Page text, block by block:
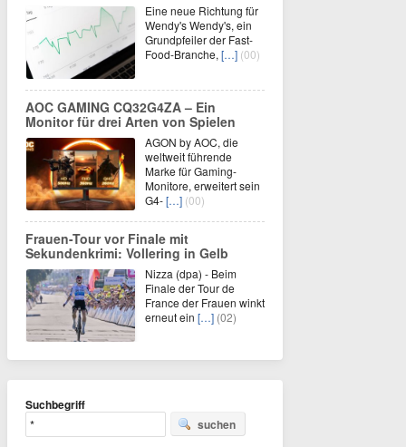
Eine neue Richtung für
Wendy's Wendy's, ein
Grundpfeiler der Fast-
Food-Branche, […] (00)
AOC GAMING CQ32G4ZA – Ein
Monitor für drei Arten von Spielen
AGON by AOC, die
weltweit führende
Marke für Gaming-
Monitore, erweitert sein
G4-[…] (00)
Frauen-Tour vor Finale mit
Sekundenkrimi: Vollering in Gelb
Nizza (dpa) - Beim
Finale der Tour de
France der Frauen winkt
erneut ein […] (02)
Suchbegriff
suchen